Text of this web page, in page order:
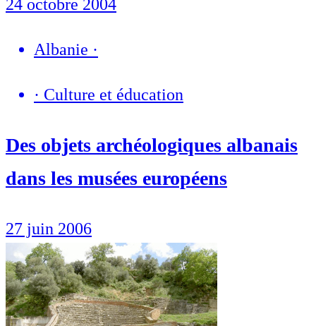
24 octobre 2004
Albanie ·
· Culture et éducation
Des objets archéologiques albanais
dans les musées européens
27 juin 2006